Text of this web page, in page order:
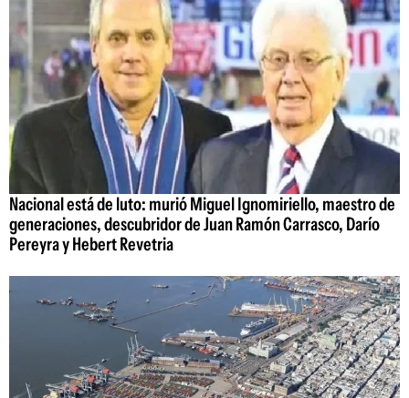
Nacional está de luto: murió Miguel Ignomiriello, maestro de
generaciones, descubridor de Juan Ramón Carrasco, Darío
Pereyra y Hebert Revetria